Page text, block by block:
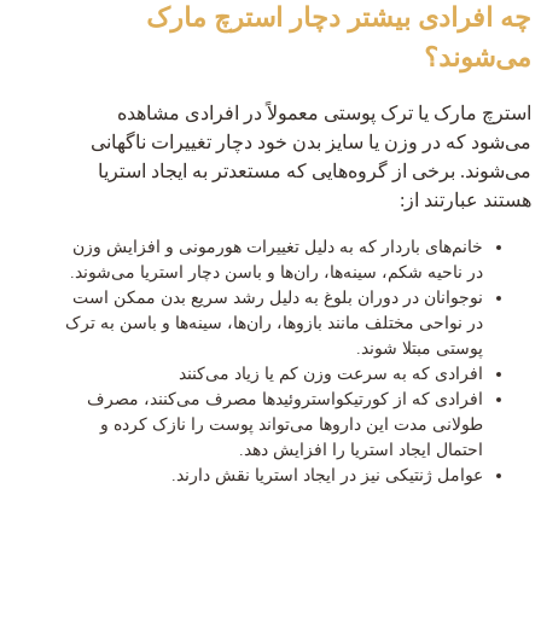
چه افرادی بیشتر دچار استرچ مارک
می‌شوند؟
استرچ مارک یا ترک پوستی معمولاً در افرادی مشاهده
می‌شود که در وزن یا سایز بدن خود دچار تغییرات ناگهانی
می‌شوند. برخی از گروه‌هایی که مستعدتر به ایجاد استریا
هستند عبارتند از:
خانم‌های باردار که به دلیل تغییرات هورمونی و افزایش وزن
در ناحیه شکم، سینه‌ها، ران‌ها و باسن دچار استریا می‌شوند.
نوجوانان در دوران بلوغ به دلیل رشد سریع بدن ممکن است
در نواحی مختلف مانند بازوها، ران‌ها، سینه‌ها و باسن به ترک
پوستی مبتلا شوند.
افرادی که به سرعت وزن کم یا زیاد می‌کنند
افرادی که از کورتیکواستروئیدها مصرف می‌کنند، مصرف
طولانی مدت این داروها می‌تواند پوست را نازک کرده و
احتمال ایجاد استریا را افزایش دهد.
عوامل ژنتیکی نیز در ایجاد استریا نقش دارند.